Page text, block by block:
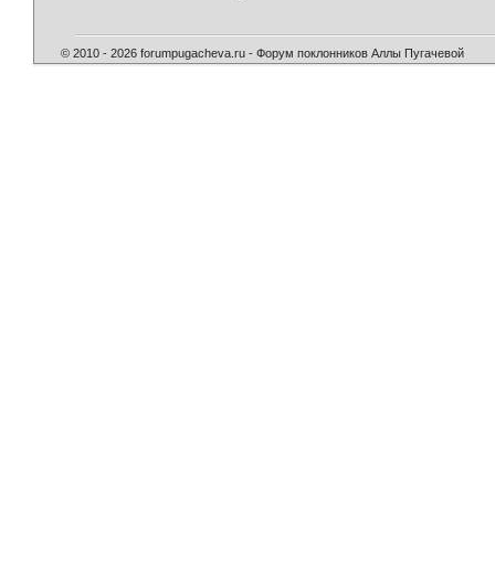
© 2010 - 2026 forumpugacheva.ru - Форум поклонников Аллы Пугачевой